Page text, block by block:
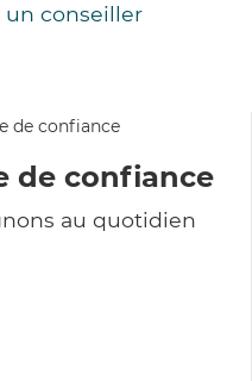
un conseiller
de confiance
au quotidien